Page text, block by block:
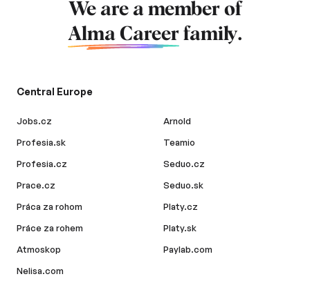
We are a member of
Alma Career family.
Central Europe
Jobs.cz
Profesia.sk
Profesia.cz
Prace.cz
Práca za rohom
Práce za rohem
Atmoskop
Nelisa.com
Arnold
Teamio
Seduo.cz
Seduo.sk
Platy.cz
Platy.sk
Paylab.com